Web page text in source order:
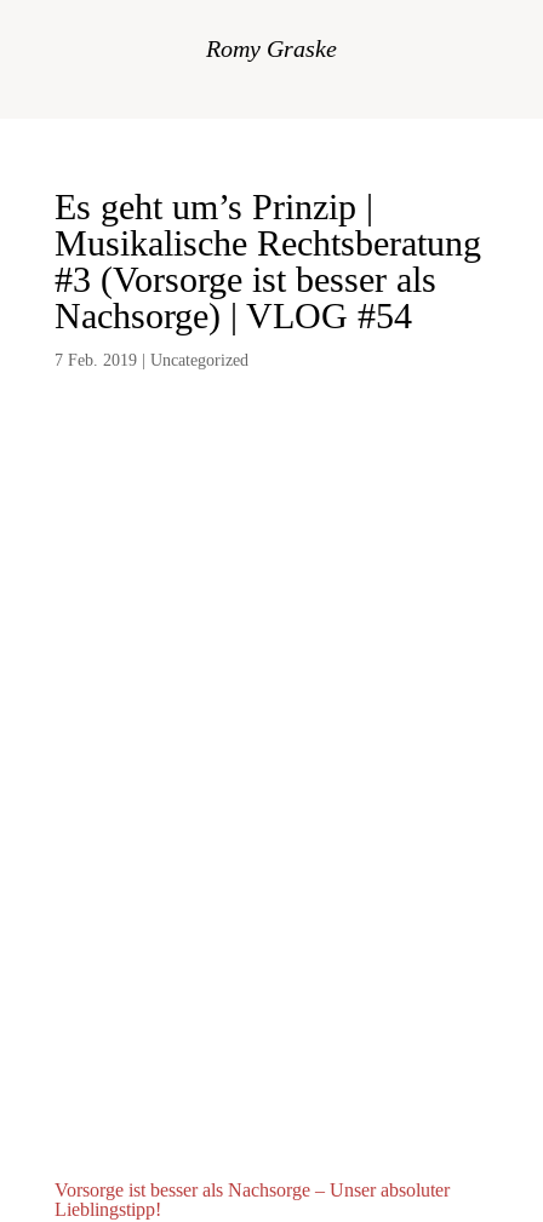
Romy Graske
Es geht um’s Prinzip |
Musikalische Rechtsberatung
#3 (Vorsorge ist besser als
Nachsorge) | VLOG #54
7 Feb. 2019| Uncategorized
Vorsorge ist besser als Nachsorge – Unser absoluter
Lieblingstipp!